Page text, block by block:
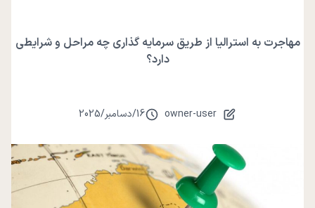
مهاجرت به استرالیا از طریق سرمایه گذاری چه مراحل و شرایطی
دارد؟
owner-user
16
/دسامبر/
2025